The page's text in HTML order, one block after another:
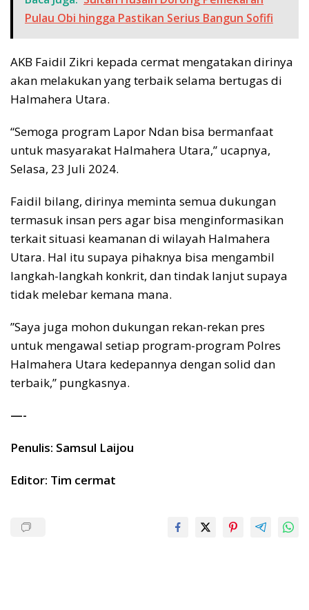
Pulau Obi hingga Pastikan Serius Bangun Sofifi
AKB Faidil Zikri kepada cermat mengatakan dirinya
akan melakukan yang terbaik selama bertugas di
Halmahera Utara.
“Semoga program Lapor Ndan bisa bermanfaat
untuk masyarakat Halmahera Utara,” ucapnya,
Selasa, 23 Juli 2024.
Faidil bilang, dirinya meminta semua dukungan
termasuk insan pers agar bisa menginformasikan
terkait situasi keamanan di wilayah Halmahera
Utara. Hal itu supaya pihaknya bisa mengambil
langkah-langkah konkrit, dan tindak lanjut supaya
tidak melebar kemana mana.
”Saya juga mohon dukungan rekan-rekan pres
untuk mengawal setiap program-program Polres
Halmahera Utara kedepannya dengan solid dan
terbaik,” pungkasnya.
—-
Penulis: Samsul Laijou
Editor: Tim cermat